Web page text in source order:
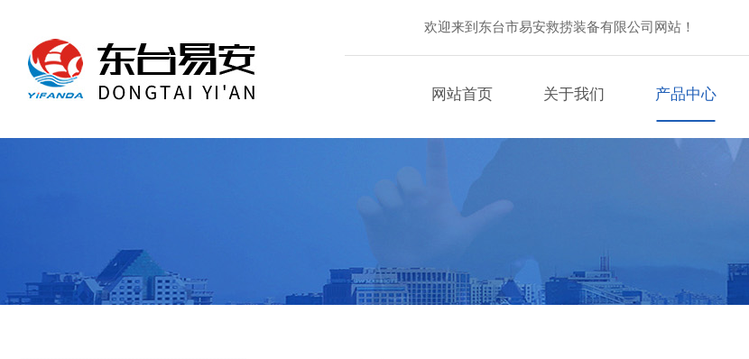
欢迎来到东台市易安救捞装备有限公司网站！
网站首页 关于我们 产品中心